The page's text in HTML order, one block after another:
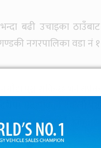
बढी उचाइका ठाउँबाट
नगरपालिका वडा नं १
पुग्न सकिन्छ भने थप्रेक
सदरमुकाम दमौली पुग्न
कामलाई आँफूहरू